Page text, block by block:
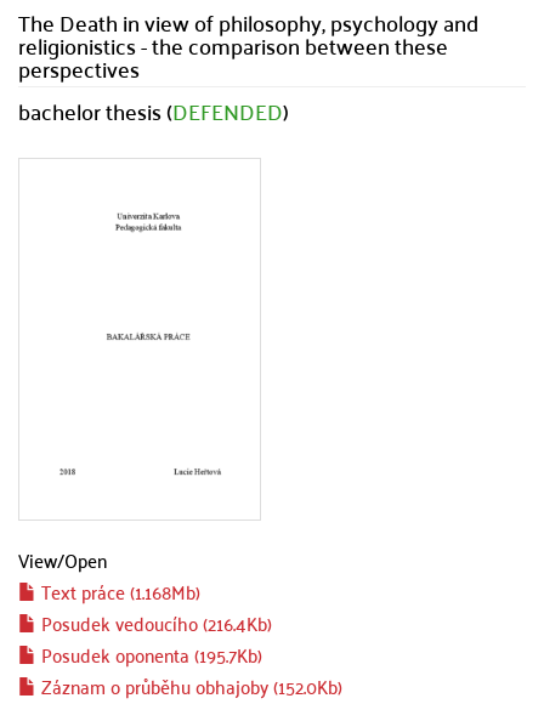
The Death in view of philosophy, psychology and
religionistics - the comparison between these
perspectives
bachelor thesis (DEFENDED)
View/Open
Text práce (1.168Mb)
Posudek vedoucího (216.4Kb)
Posudek oponenta (195.7Kb)
Záznam o průběhu obhajoby (152.0Kb)